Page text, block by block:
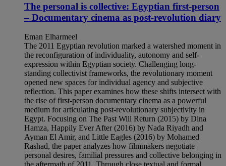
The personal is collective: Egyptian first-person
– Documentary cinema as post-revolution diary
Eman Elharmeel
The 2011 Egyptian revolution marked a watershed moment in
the reconfiguration of individuality, autonomy and self-
expression within Egyptian society. Challenging long-
standing collectivist frameworks, the revolutionary moment
opened new spaces for individual agency and subjective
reflection. This paper examines how these shifts intersect with
the rise of first-person documentary cinema as a powerful
medium for articulating post-revolutionary subjectivity in
Egypt. Focusing on The Past Will Return (2015) by Dina
Hamza, Happily Ever After (2016) by Nada Riyadh and
Ayman El Amir, and Little Eagles (2016) by Mohamed
Rashad, the paper analyzes how filmmakers negotiate
personal desires, familial pressures and collective belonging in